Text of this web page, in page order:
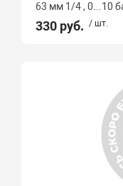
63 мм 1/4 , 0...10
330 руб. / шт.